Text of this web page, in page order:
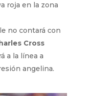
roja en la zona
no contará con
Cross
a la línea a
angelina.